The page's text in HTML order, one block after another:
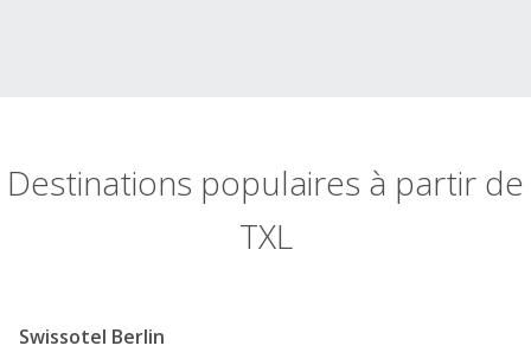
Destinations populaires à partir de
TXL
Swissotel Berlin